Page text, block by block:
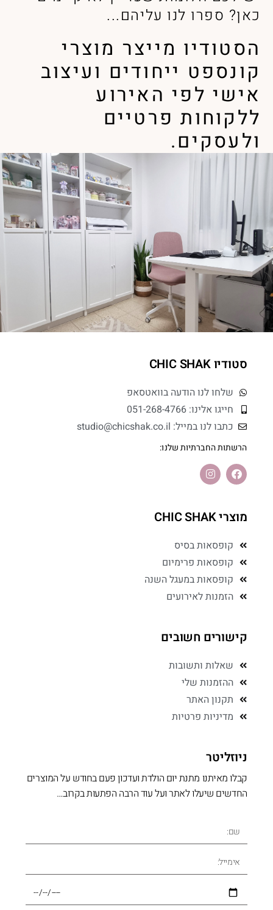
כאן? ספרו לנו עליהם...
הסטודיו מייצר מוצרי
קונספט ייחודים ועיצוב
אישי לפי האירוע
ללקוחות פרטיים
ולעסקים.
סטודיו CHIC SHAK
שלחו לנו הודעה בוואטסאפ
חייגו אלינו: 051-268-4766
כתבו לנו במייל: studio@chicshak.co.il
הרשתות החברתיות שלנו:
מוצרי CHIC SHAK
קופסאות בסיס
קופסאות פרימיום
קופסאות במעגל השנה
הזמנות לאירועים
קישורים חשובים
שאלות ותשובות
ההזמנות שלי
תקנון האתר
מדיניות פרטיות
ניוזליטר
קבלו מאיתנו מתנת יום הולדת ועדכון פעם בחודש על המוצרים
החדשים שיעלו לאתר ועל עוד הרבה הפתעות בקרוב…